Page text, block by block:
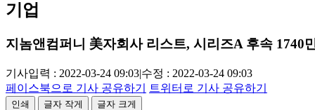
기업
지놈앤컴퍼니 美자회사 리스트, 시리즈A 후속 1740
기사입력 : 2022-03-24 09:03|수정 : 2022-03-24 09:03
페이스북으로 기사 공유하기
트위터로 기사 공유하기
인쇄 글자 작게 글자 크게